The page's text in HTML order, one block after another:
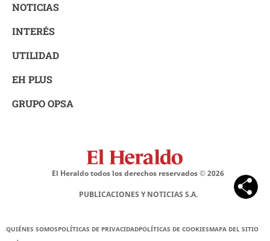
NOTICIAS
INTERÉS
UTILIDAD
EH PLUS
GRUPO OPSA
El Heraldo todos los derechos reservados ©2026
PUBLICACIONES Y NOTICIAS S.A.
QUIÉNES SOMOSPOLÍTICAS DE PRIVACIDADPOLÍTICAS DE COOKIESMAPA DEL SITIO